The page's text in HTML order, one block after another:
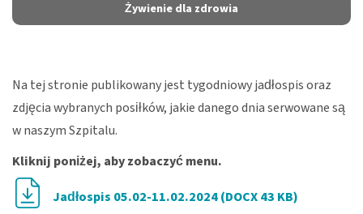
Żywienie dla zdrowia
Na tej stronie publikowany jest tygodniowy jadłospis oraz
zdjęcia wybranych posiłków, jakie danego dnia serwowane są
w naszym Szpitalu.
Kliknij poniżej, aby zobaczyć menu.
Jadłospis 05.02-11.02.2024 (DOCX 43 KB)